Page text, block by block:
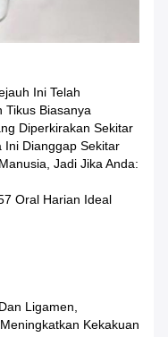
Ini Telah
Biasanya
Diperkirakan Sekitar
Dianggap Sekitar
Jadi Jika Anda:
Oral Harian Ideal
Ligamen,
Kekakuan